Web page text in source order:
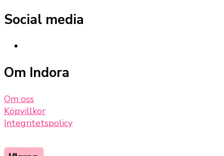
Social media
Om Indora
Om oss
Köpvillkor
Integritetspolicy